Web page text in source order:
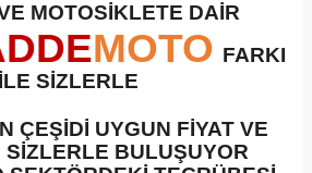
MOTOSİKLETE DAİR
MOTO FARKI
İLE SİZLERLE
ÇEŞİDİ UYGUN FİYAT VE
BULUŞUYOR